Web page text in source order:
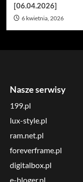
[06.04.2026]
6 kwietnia, 2026
Nasze serwisy
199.pl
lux-style.pl
ram.net.pl
foreverframe.pl
digitalbox.pl
e-bloger.pl